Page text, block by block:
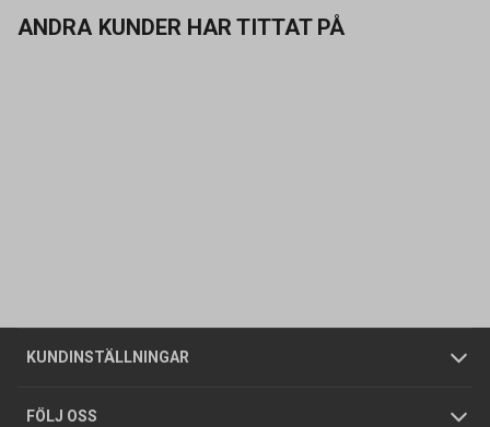
ANDRA KUNDER HAR TITTAT PÅ
KUNDINSTÄLLNINGAR
Företagskund / Privatkund
FÖLJ OSS
Allmänna försäljningsvillkor
Integritetspolicy
Butiker
Foldrar och kataloger
Om oss
Tjänster